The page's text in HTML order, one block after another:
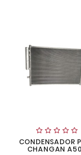
CONDENSADOR
CHANGAN